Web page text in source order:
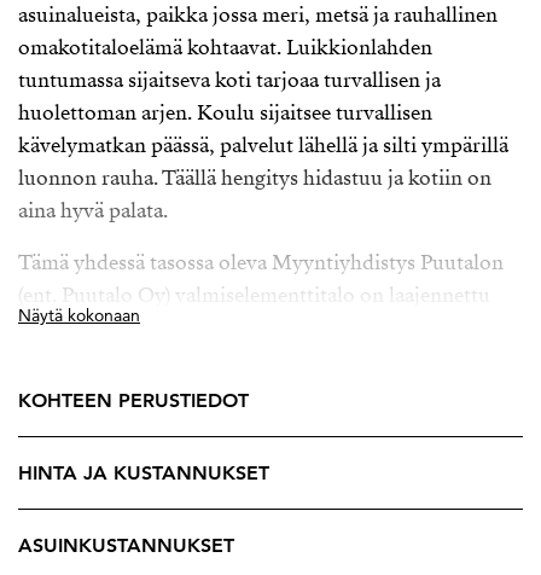
asuinalueista, paikka jossa meri, metsä ja rauhallinen
omakotitaloelämä kohtaavat. Luikkionlahden
tuntumassa sijaitseva koti tarjoaa turvallisen ja
huolettoman arjen. Koulu sijaitsee turvallisen
kävelymatkan päässä, palvelut lähellä ja silti ympärillä
luonnon rauha. Täällä hengitys hidastuu ja kotiin on
aina hyvä palata.
Tämä yhdessä tasossa oleva Myyntiyhdistys Puutalon
(ent. Puutalo Oy) valmiselementtitalo on laajennettu
vuonna 1998 ja tarjoaa väljät ja toimivat tilat elämää
jossa runsaat kaapistot, reilut laskutilat ja kutsuva
Näytä kokonaan
KOHTEEN PERUSTIEDOT
HINTA JA KUSTANNUKSET
ASUINKUSTANNUKSET